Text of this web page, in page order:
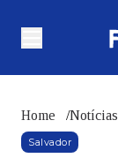
Home /Notícias
Salvador